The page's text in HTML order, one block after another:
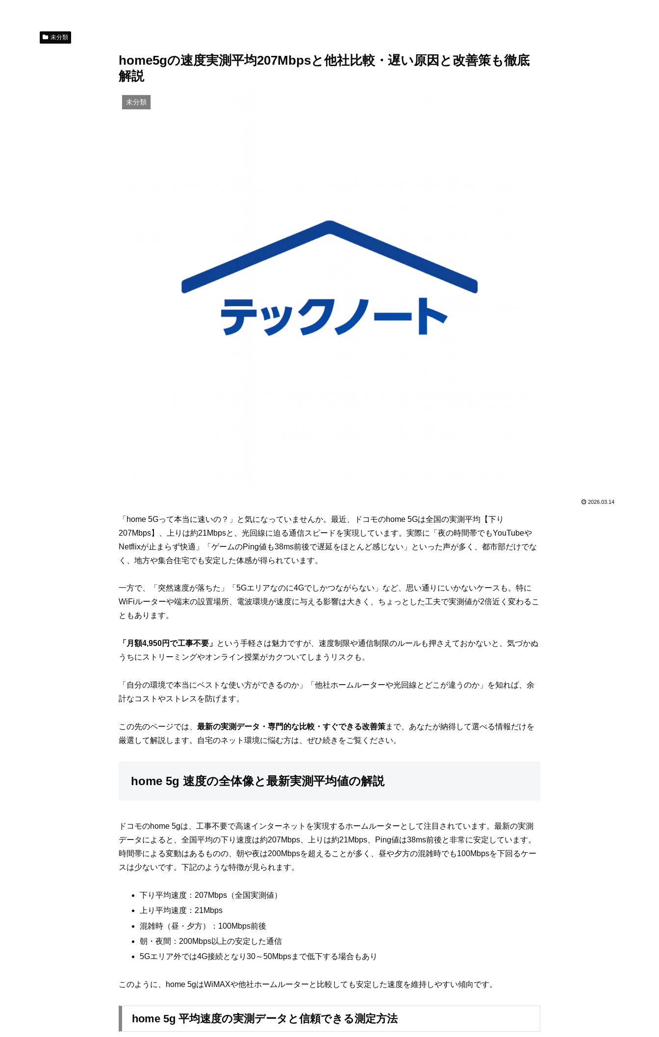
未分類
home5gの速度実測平均207Mbpsと他社比較・遅い原因と改善策も徹底
解説
未分類
2026.03.14
「home 5Gって本当に速いの？」と気になっていませんか。最近、ドコモのhome 5Gは全国の実測平均【下り
207Mbps】、上りは約21Mbpsと、光回線に迫る通信スピードを実現しています。実際に「夜の時間帯でもYouTubeや
Netflixが止まらず快適」「ゲームのPing値も38ms前後で遅延をほとんど感じない」といった声が多く、都市部だけでな
く、地方や集合住宅でも安定した体感が得られています。
一方で、「突然速度が落ちた」「5Gエリアなのに4Gでしかつながらない」など、思い通りにいかないケースも。特に
WiFiルーターや端末の設置場所、電波環境が速度に与える影響は大きく、ちょっとした工夫で実測値が2倍近く変わるこ
ともあります。
「月額4,950円で工事不要」 という手軽さは魅力ですが、速度制限や通信制限のルールも押さえておかないと、気づかぬ
うちにストリーミングやオンライン授業がカクついてしまうリスクも。
「自分の環境で本当にベストな使い方ができるのか」「他社ホームルーターや光回線とどこが違うのか」を知れば、余
計なコストやストレスを防げます。
この先のページでは、 最新の実測データ・専門的な比較・すぐできる改善策まで、あなたが納得して選べる情報だけを
厳選して解説します。自宅のネット環境に悩む方は、ぜひ続きをご覧ください。
home 5g 速度の全体像と最新実測平均値の解説
ドコモのhome 5gは、工事不要で高速インターネットを実現するホームルーターとして注目されています。最新の実測
データによると、全国平均の下り速度は約207Mbps、上りは約21Mbps、Ping値は38ms前後と非常に安定しています。
時間帯による変動はあるものの、朝や夜は200Mbpsを超えることが多く、昼や夕方の混雑時でも100Mbpsを下回るケー
スは少ないです。下記のような特徴が見られます。
下り平均速度：207Mbps（全国実測値）
上り平均速度：21Mbps
混雑時（昼・夕方）：100Mbps前後
朝・夜間：200Mbps以上の安定した通信
5Gエリア外では4G接続となり30～50Mbpsまで低下する場合もあり
このように、home 5gはWiMAXや他社ホームルーターと比較しても安定した速度を維持しやすい傾向です。
home 5g 平均速度の実測データと信頼できる測定方法